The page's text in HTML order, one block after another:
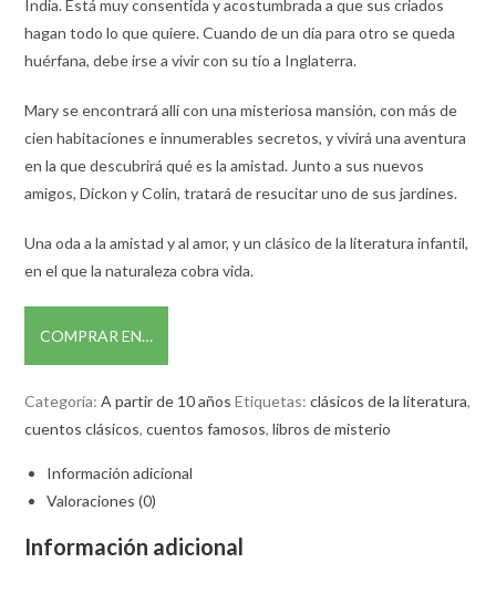
India. Está muy consentida y acostumbrada a que sus criados
hagan todo lo que quiere. Cuando de un día para otro se queda
huérfana, debe irse a vivir con su tío a Inglaterra.
Mary se encontrará allí con una misteriosa mansión, con más de
cien habitaciones e innumerables secretos, y vivirá una aventura
en la que descubrirá qué es la amistad. Junto a sus nuevos
amigos, Dickon y Colin, tratará de resucitar uno de sus jardines.
Una oda a la amistad y al amor, y un clásico de la literatura infantil,
en el que la naturaleza cobra vida.
COMPRAR EN…
Categoría:A partir de 10 años Etiquetas:clásicos de la literatura,
cuentos clásicos,cuentos famosos,libros de misterio
Información adicional
Valoraciones (0)
Información adicional